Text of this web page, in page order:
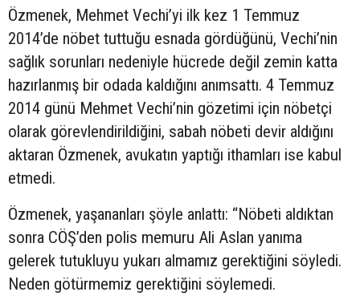
Özmenek, Mehmet Vechi’yi ilk kez 1 Temmuz
2014’de nöbet tuttuğu esnada gördüğünü, Vechi’nin
sağlık sorunları nedeniyle hücrede değil zemin katta
hazırlanmış bir odada kaldığını anımsattı. 4 Temmuz
2014 günü Mehmet Vechi’nin gözetimi için nöbetçi
olarak görevlendirildiğini, sabah nöbeti devir aldığını
aktaran Özmenek, avukatın yaptığı ithamları ise kabul
etmedi.
Özmenek, yaşananları şöyle anlattı: “Nöbeti aldıktan
sonra CÖŞ’den polis memuru Ali Aslan yanıma
gelerek tutukluyu yukarı almamız gerektiğini söyledi.
Neden götürmemiz gerektiğini söylemedi.